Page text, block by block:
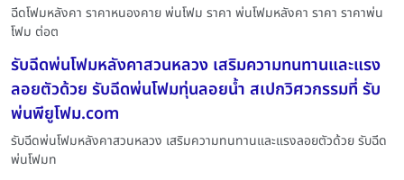
ฉีดโฟมหลังคา ราคาหนองคาย พ่นโฟม ราคา พ่นโฟมหลังคา ราคา ราคาพ่น
โฟม ต่อต
รับฉีดพ่นโฟมหลังคาสวนหลวง เสริมความทนทานและแรง
ลอยตัวด้วย รับฉีดพ่นโฟมทุ่นลอยน้ำ สเปกวิศวกรรมที่ รับ
พ่นพียูโฟม.com
รับฉีดพ่นโฟมหลังคาสวนหลวง เสริมความทนทานและแรงลอยตัวด้วย รับฉีด
พ่นโฟมท